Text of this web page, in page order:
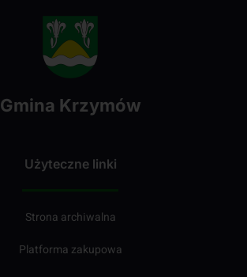
Gmina Krzymów
Użyteczne linki
Strona archiwalna
Platforma zakupowa